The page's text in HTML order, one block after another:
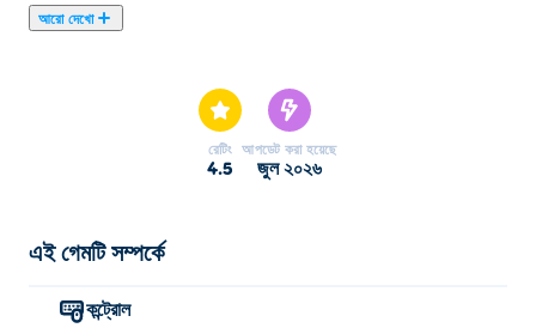
আরো দেখো
রেটিং
4.5
আপডেট করা হয়েছে
জুল ২০২৬
এই গেমটি সম্পর্কে
কন্ট্রোল